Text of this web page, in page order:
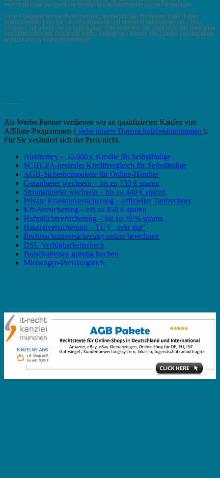
wirtschaftlichen Sachverhalte resultierenden Entscheidungen und Unterlagen.
Unsere Ratgeber weisen Ihnen den Weg bei beruflichen Problemen. Daher haben
praxisrelevante Fälle für Sie herausgesucht und exemplarisch beantwortet – ohne
Anspruch auf inhaltliche Vollständigkeit. Bitte bedenken Sie, dass nicht alle denkbaren
Besonderheiten des Einzelfalls berücksichtigt sein können. Die Lektüre des Ratgebers
ersetzt keine individuelle Beratung.
Als Werbe-Partner verdienen wir an qualifizierten Käufen von
Affiliate-Programmen ( siehe unsere Datenschutzbestimmungen ).
Für Sie verändert sich der Preis nicht.
Auxmoney – 50.000 € Kredite für Selbständige
SCHUFA-neutraler Kreditvergleich für Selbständige
AGB-Sicherheitspakete für Online-Händler
Gasanbieter wechseln – bis zu 750 € sparen
Stromanbieter wechseln – bis zu 440 € sparen
Private Krankenversicherung – offizieller Tarifrechner
Kfz-Versicherung – bis zu 850 € sparen
Haftpflichtversicherung – bis zu 70 % sparen
Hausratversicherung – TÜV „sehr gut“
Rechtsschutzversicherung online berechnen
DSL-Verfügbarkeitscheck
Pauschalreisen günstig buchen
Mietwagen-Preisvergleich